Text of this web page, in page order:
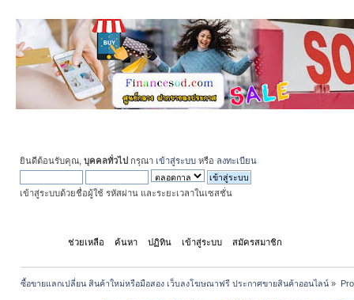
ยินดีต้อนรับคุณ, บุคคลทั่วไป กรุณา เข้าสู่ระบบ หรือ ลงทะเบียน
เข้าสู่ระบบด้วยชื่อผู้ใช้ รหัสผ่าน และระยะเวลาในเซสชั่น
ช่วยเหลือ ค้นหา ปฏิทิน เข้าสู่ระบบ สมัครสมาชิก
ซื้อขายแลกเปลี่ยน สินค้าใหม่หรือมือสอง เว็บลงโฆษณาฟรี ประกาศขายสินค้าออนไลน์ »